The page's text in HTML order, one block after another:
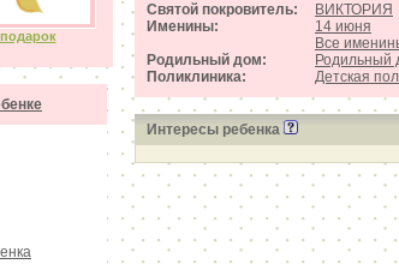
Святой покровитель:
ВИКТОРИЯ
Именины:
14 июня
Все
Родильный дом:
Поликлиника:
Детская
Интересы ребенка